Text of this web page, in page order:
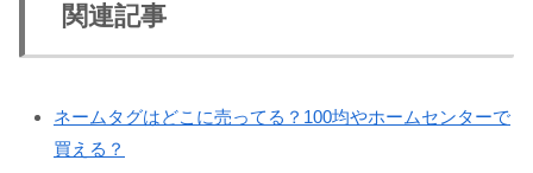
関連記事
ネームタグはどこに売ってる？100均やホームセンターで
買える？